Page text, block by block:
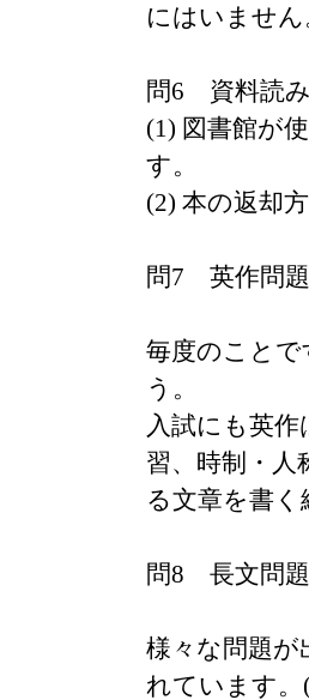
にはいません
問6 資料読み
(1) 図書館が
す。
(2) 本の返却
問7 英作問題
毎度のこと
う。
入試にも英
習、時制・
る文章を書
問8 長文問題
様々な問題が
れています。